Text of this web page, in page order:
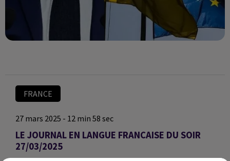
FRANCE
27 mars 2025 - 12 min 58 sec
LE JOURNAL EN LANGUE FRANCAISE DU SOIR
27/03/2025